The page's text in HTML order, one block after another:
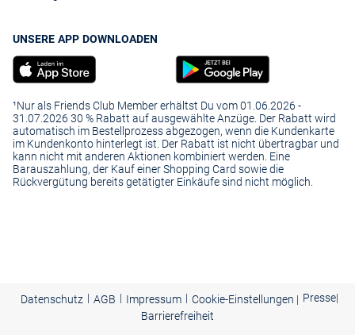
UNSERE APP DOWNLOADEN
¹Nur als Friends Club Member erhältst Du vom 01.06.2026 -
31.07.2026 30 % Rabatt auf ausgewählte Anzüge. Der Rabatt wird
automatisch im Bestellprozess abgezogen, wenn die Kundenkarte
im Kundenkonto hinterlegt ist. Der Rabatt ist nicht übertragbar und
kann nicht mit anderen Aktionen kombiniert werden. Eine
Barauszahlung, der Kauf einer Shopping Card sowie die
Rückvergütung bereits getätigter Einkäufe sind nicht möglich.
Datenschutz | AGB | Impressum | Cookie-Einstellungen | Presse|
Barrierefreiheit